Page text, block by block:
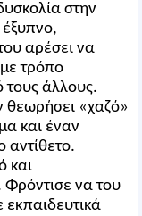
στην
έξυπνο,
αρέσει να
τρόπο
τους άλλους.
θεωρήσει «χαζό»
και έναν
αντίθετο.
και
Φρόντισε να του
εκπαιδευτικά